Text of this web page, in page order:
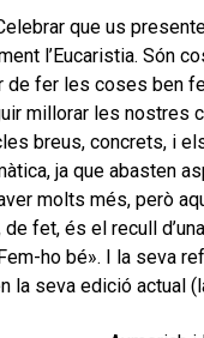
que us
l’Eucaristia. Són
de fer les coses ben
millorar les nostres
breus, concrets, i
ja que abasten
molts més, però
de fet, és el recull
ho bé». I la seva
la seva edició actual